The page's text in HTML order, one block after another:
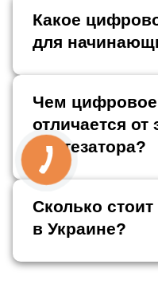
Какое
для
Чем
отличается от
синтезатора?
Сколько
в Украине?